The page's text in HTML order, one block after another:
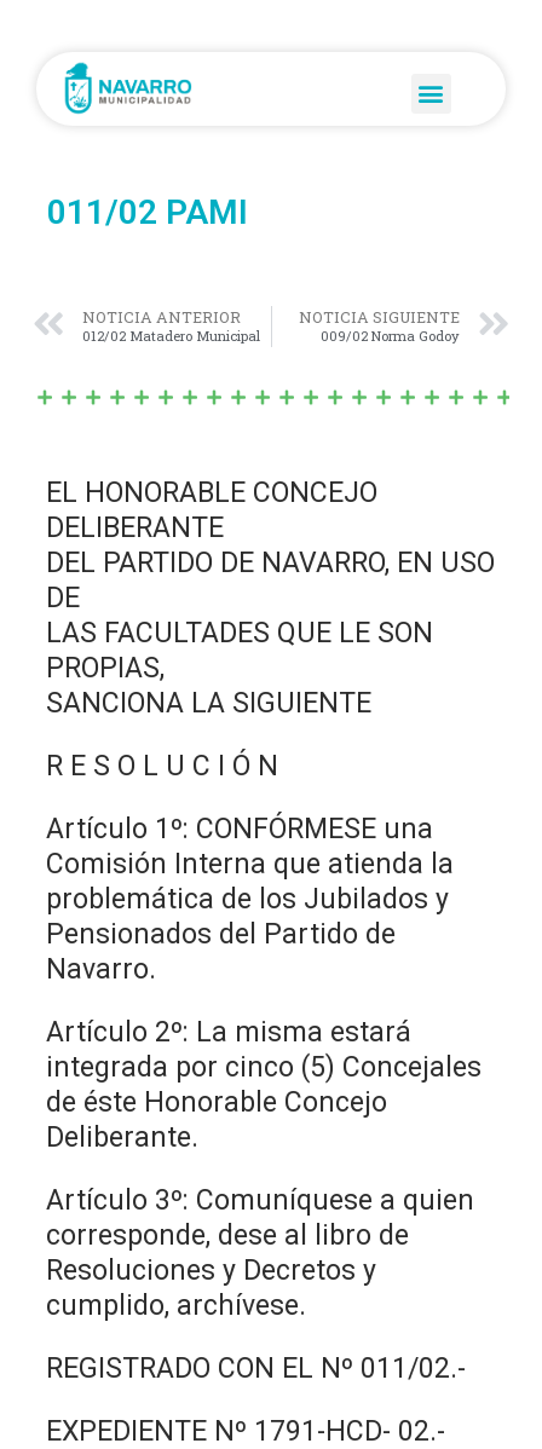
011/02 PAMI
NOTICIA ANTERIOR
012/02 Matadero Municipal
NOTICIA SIGUIENTE
009/02 Norma Godoy
EL HONORABLE CONCEJO
DELIBERANTE
DEL PARTIDO DE NAVARRO, EN USO
DE
LAS FACULTADES QUE LE SON
PROPIAS,
SANCIONA LA SIGUIENTE
R E S O L U C I Ó N
Artículo 1º: CONFÓRMESE una
Comisión Interna que atienda la
problemática de los Jubilados y
Pensionados del Partido de
Navarro.
Artículo 2º: La misma estará
integrada por cinco (5) Concejales
de éste Honorable Concejo
Deliberante.
Artículo 3º: Comuníquese a quien
corresponde, dese al libro de
Resoluciones y Decretos y
cumplido, archívese.
REGISTRADO CON EL Nº 011/02.-
EXPEDIENTE Nº 1791-HCD- 02.-